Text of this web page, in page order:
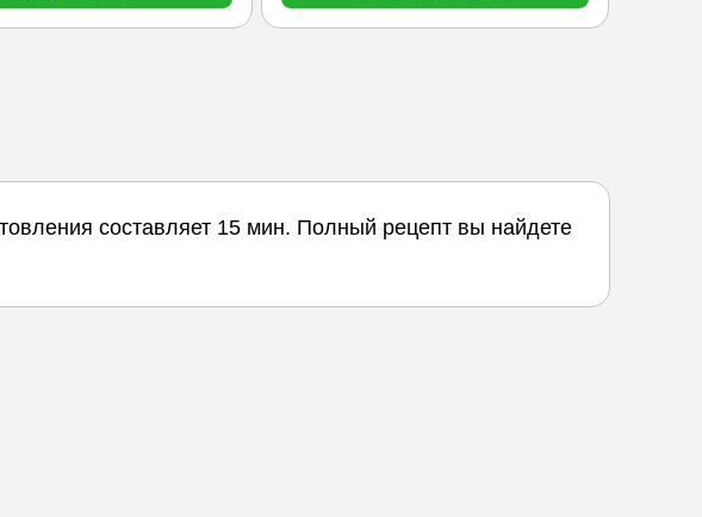
составляет 15 мин. Полный рецепт вы найдете